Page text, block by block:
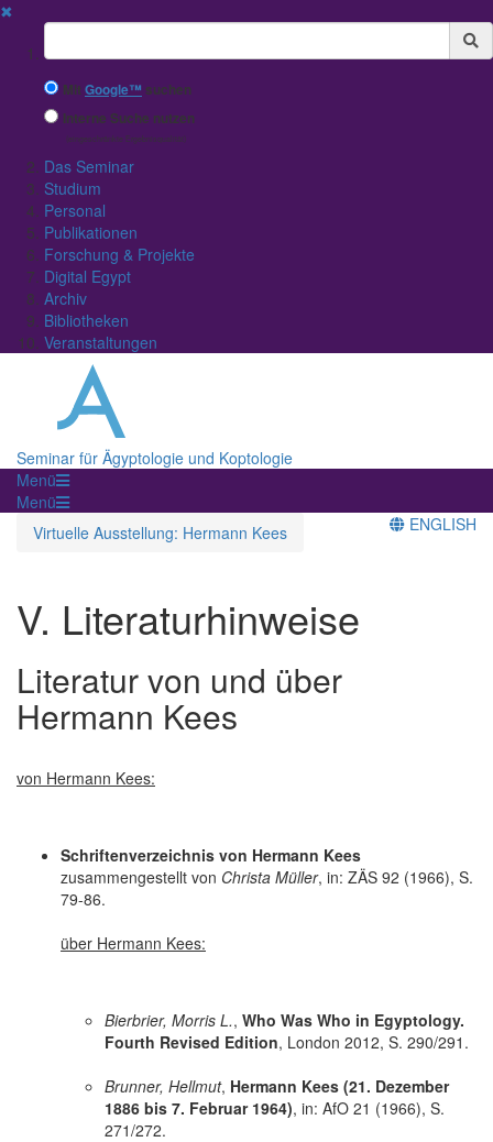
✖
Suchbegriff
MitGoogle™ suchen
Interne Suche nutzen
(eingeschränkte Ergebnisqualität)
Das Seminar
Studium
Personal
Publikationen
Forschung & Projekte
Digital Egypt
Archiv
Bibliotheken
Veranstaltungen
Seminar für Ägyptologie und Koptologie
Menü
Menü
Virtuelle Ausstellung: Hermann Kees
ENGLISH
V. Literaturhinweise
Literatur von und über
Hermann Kees
von Hermann Kees:
Schriftenverzeichnis von Hermann Kees
zusammengestellt von Christa Müller, in: ZÄS 92 (1966), S.
79-86.
über Hermann Kees:
Bierbrier, Morris L., Who Was Who in Egyptology.
Fourth Revised Edition, London 2012, S. 290/291.
Brunner, Hellmut, Hermann Kees (21. Dezember
1886 bis 7. Februar 1964), in: AfO 21 (1966), S.
271/272.